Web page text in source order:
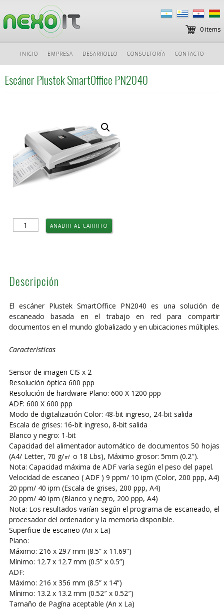
al
contenido
INICIO EMPRESA DESARROLLO CONSULTORÍA CONTACTO
0 items
Escáner Plustek SmartOffice PN2040
Escáner
Plustek
AÑADIR AL CARRITO
Descripción
El escáner Plustek SmartOffice PN2040 es una solución de
escaneado basada en el trabajo en red para compartir
documentos en el mundo globalizado y en ubicaciones múltiples.
Características
Sensor de imagen CIS x 2
Resolución óptica 600 ppp
Resolución de hardware Plano: 600 X 1200 ppp
ADF: 600 X 600 ppp
Modo de digitalización Color: 48-bit ingreso, 24-bit salida
Escala de grises: 16-bit ingreso, 8-bit salida
Blanco y negro: 1-bit
Capacidad del alimentador automático de documentos 50 hojas
(A4/ Letter, 70 g/㎡ o 18 Lbs), Máximo grosor: 5mm (0.2″).
Nota: Capacidad máxima de ADF varía según el peso del papel.
Velocidad de escaneo ( ADF ) 9 ppm/ 10 ipm (Color, 200 ppp, A4)
20 ppm/ 40 ipm (Escala de grises, 200 ppp, A4)
20 ppm/ 40 ipm (Blanco y negro, 200 ppp, A4)
Nota: Los resultados varían según el programa de escaneado, el
procesador del ordenador y la memoria disponible.
Superficie de escaneo (An x La)
Plano:
Máximo: 216 x 297 mm (8.5” x 11.69”)
Mínimo: 12.7 x 12.7 mm (0.5” x 0.5”)
ADF:
Máximo: 216 x 356 mm (8.5” x 14”)
Mínimo: 13.2 x 13.2 mm (0.52″ x 0.52″)
Tamaño de Pagína aceptable (An x La)